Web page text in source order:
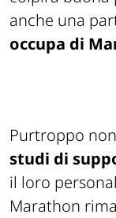
anche una
occupa di
Purtroppo
studi di
il loro
Marathon